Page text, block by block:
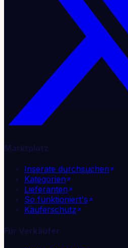
Marktplatz
Inserate durchsuchen
Kategorien
Lieferanten
So funktioniert's
Käuferschutz
Für Verkäufer